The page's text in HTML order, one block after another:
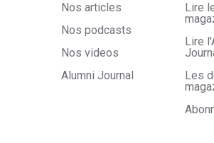
Nos articles
Nos podcasts
Nos videos
Alumni Journal
Lire
Lire
Les